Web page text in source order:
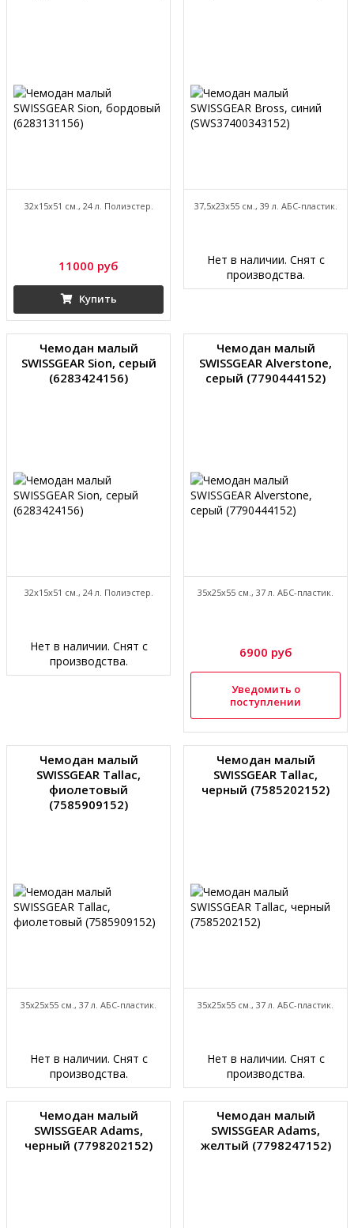
32x15x51 см., 24 л. Полиэстер.
11000 руб
Купить
37,5x23x55 см., 39 л. АБС-пластик.
Нет в наличии. Снят с
производства.
Чемодан малый
SWISSGEAR Sion, серый
(6283424156)
32x15x51 см., 24 л. Полиэстер.
Нет в наличии. Снят с
производства.
Чемодан малый
SWISSGEAR Alverstone,
серый (7790444152)
35x25x55 см., 37 л. АБС-пластик.
6900 руб
Уведомить о
поступлении
Чемодан малый
SWISSGEAR Tallac,
фиолетовый
(7585909152)
35x25x55 см., 37 л. АБС-пластик.
Нет в наличии. Снят с
производства.
Чемодан малый
SWISSGEAR Tallac,
черный (7585202152)
35x25x55 см., 37 л. АБС-пластик.
Нет в наличии. Снят с
производства.
Чемодан малый
SWISSGEAR Adams,
черный (7798202152)
Чемодан малый
SWISSGEAR Adams,
желтый (7798247152)